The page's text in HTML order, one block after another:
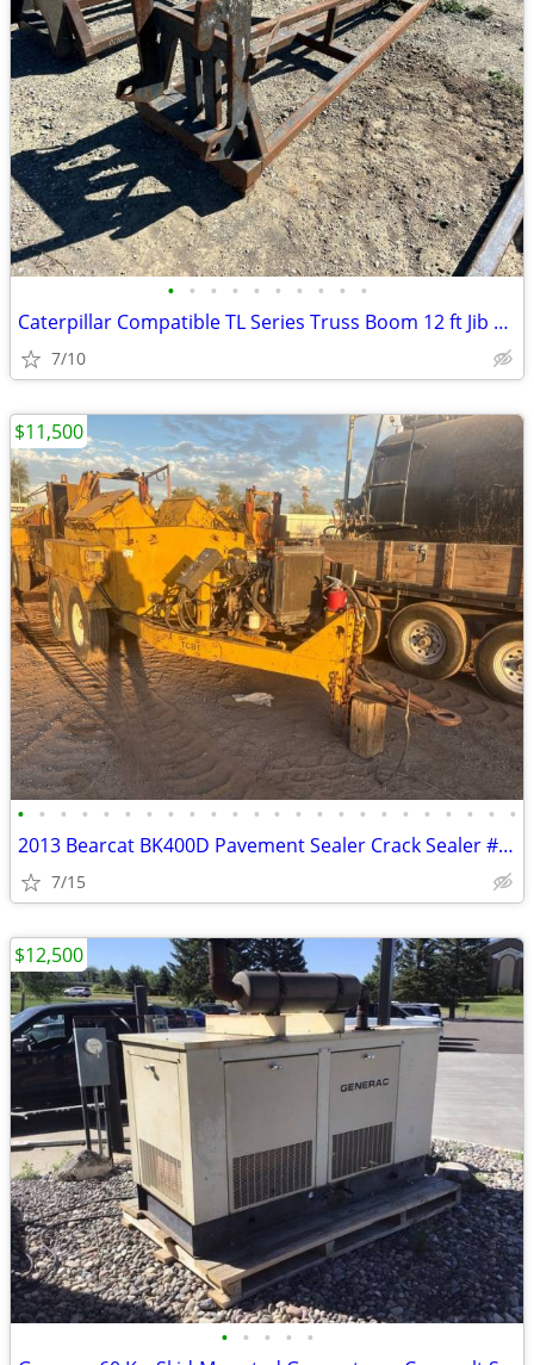
• • • • • • • • • •
Caterpillar Compatible TL Series Truss Boom 12 ft Jib # 4774
7/10
• • • • • • • • • • • • • • • • • • • • • • • •
2013 Bearcat BK400D Pavement Sealer Crack Sealer # 4810
7/15
$11,500
• • • • •
$12,500